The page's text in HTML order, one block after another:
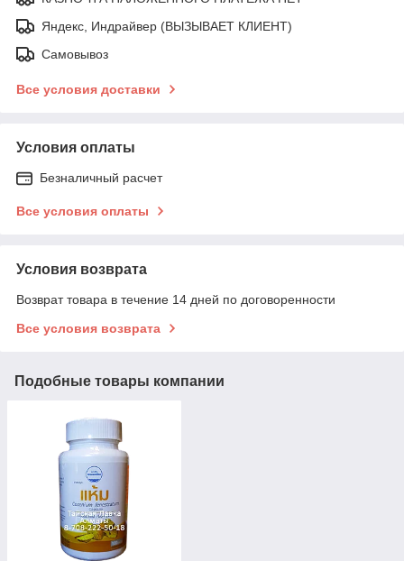
Яндекс, Индрайвер (ВЫЗЫВАЕТ КЛИЕНТ)
Самовывоз
Все условия доставки
Условия оплаты
Безналичный расчет
Все условия оплаты
Условия возврата
Возврат товара в течение 14 дней по договоренности
Все условия возврата
Подобные товары компании